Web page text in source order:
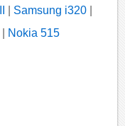
Samsung i320|
Nokia 515